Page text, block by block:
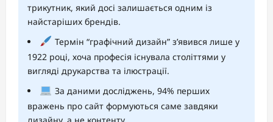
трикутник, який досі залишається одним із
найстаріших брендів.
Термін “графічний дизайн” з’явився лише у
1922 році, хоча професія існувала століттями у
вигляді друкарства та ілюстрації.
За даними досліджень, 94% перших
вражень про сайт формуються саме завдяки